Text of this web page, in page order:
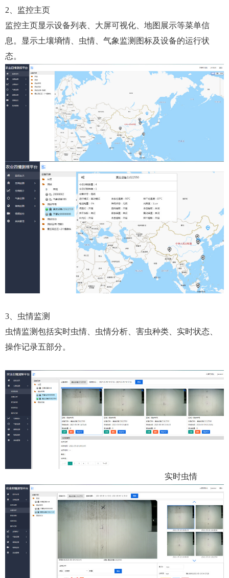
2、监控主页
监控主页显示设备列表、大屏可视化、地图展示等菜单信
息。显示土壤墒情、虫情、气象监测图标及设备的运行状
态。
3、虫情监测
虫情监测包括实时虫情、虫情分析、害虫种类、实时状态、
操作记录五部分。
实时虫情